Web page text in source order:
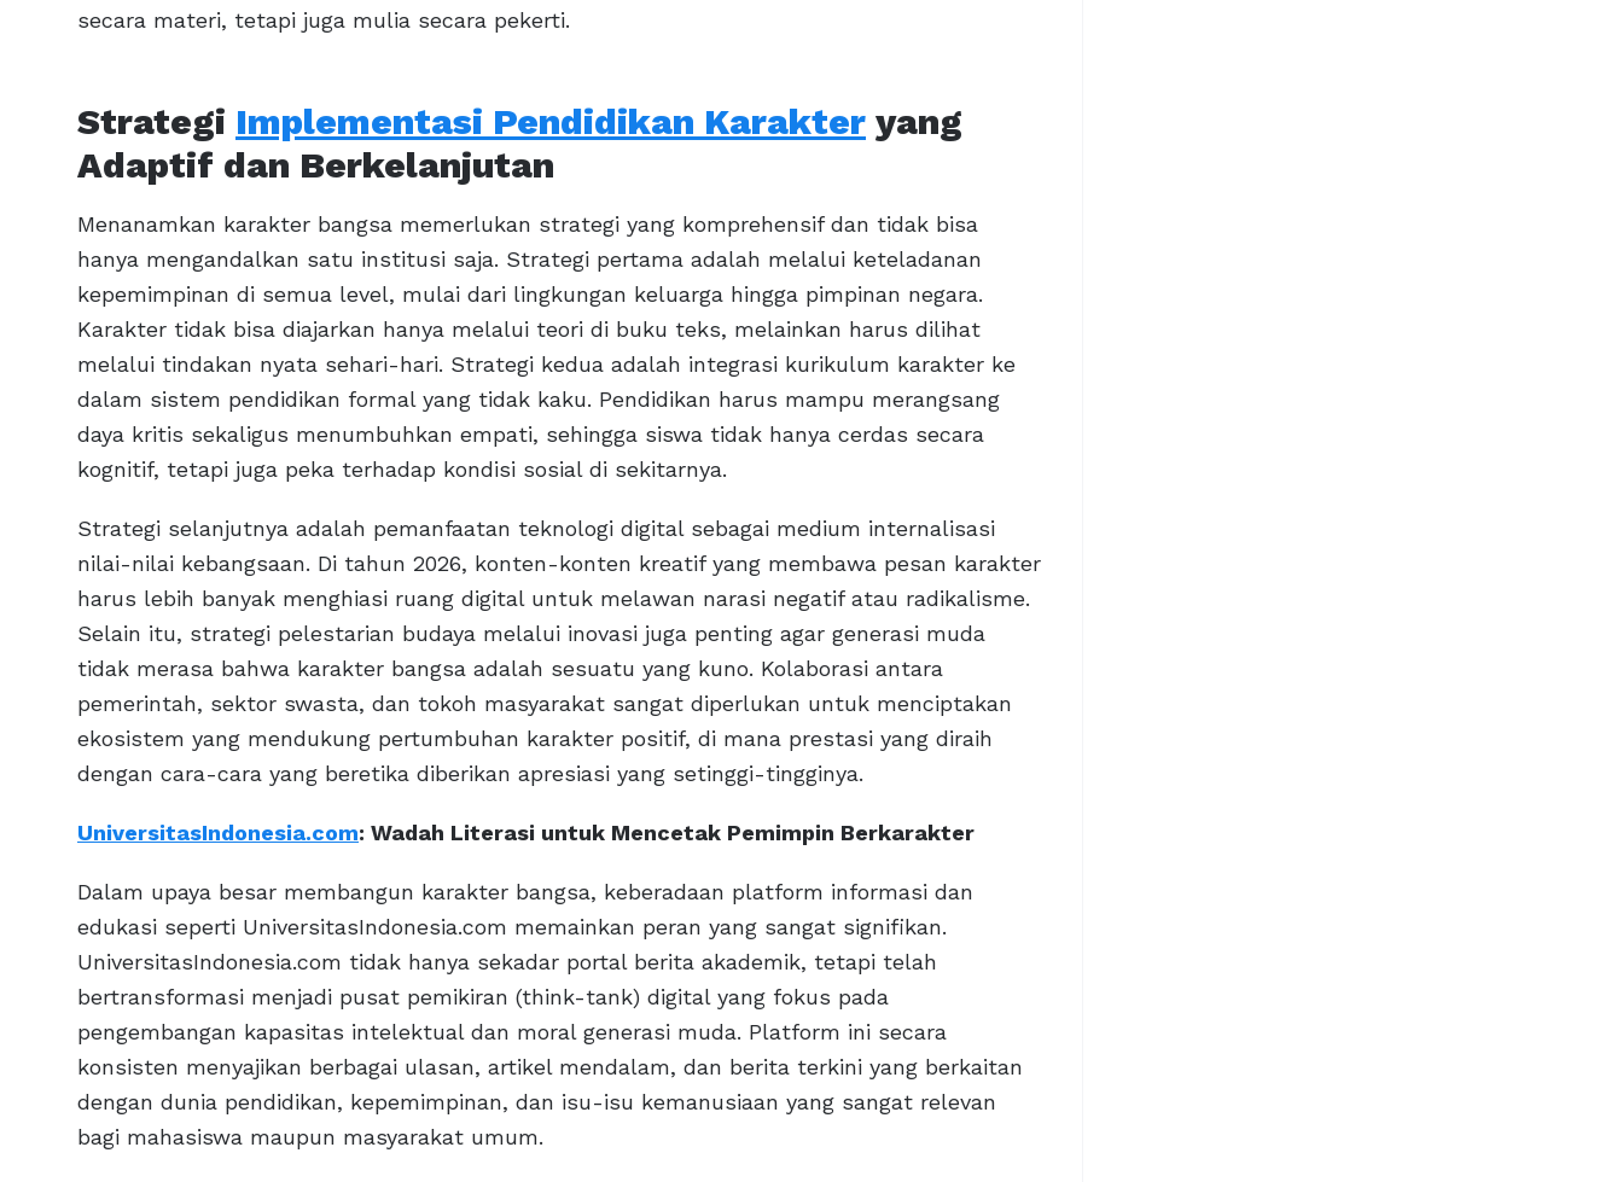
secara materi, tetapi juga mulia secara pekerti.
Strategi Implementasi Pendidikan Karakter yang
Adaptif dan Berkelanjutan
Menanamkan karakter bangsa memerlukan strategi yang komprehensif dan tidak bisa
hanya mengandalkan satu institusi saja. Strategi pertama adalah melalui keteladanan
kepemimpinan di semua level, mulai dari lingkungan keluarga hingga pimpinan negara.
Karakter tidak bisa diajarkan hanya melalui teori di buku teks, melainkan harus dilihat
melalui tindakan nyata sehari-hari. Strategi kedua adalah integrasi kurikulum karakter ke
dalam sistem pendidikan formal yang tidak kaku. Pendidikan harus mampu merangsang
daya kritis sekaligus menumbuhkan empati, sehingga siswa tidak hanya cerdas secara
kognitif, tetapi juga peka terhadap kondisi sosial di sekitarnya.
Strategi selanjutnya adalah pemanfaatan teknologi digital sebagai medium internalisasi
nilai-nilai kebangsaan. Di tahun 2026, konten-konten kreatif yang membawa pesan karakter
harus lebih banyak menghiasi ruang digital untuk melawan narasi negatif atau radikalisme.
Selain itu, strategi pelestarian budaya melalui inovasi juga penting agar generasi muda
tidak merasa bahwa karakter bangsa adalah sesuatu yang kuno. Kolaborasi antara
pemerintah, sektor swasta, dan tokoh masyarakat sangat diperlukan untuk menciptakan
ekosistem yang mendukung pertumbuhan karakter positif, di mana prestasi yang diraih
dengan cara-cara yang beretika diberikan apresiasi yang setinggi-tingginya.
UniversitasIndonesia.com: Wadah Literasi untuk Mencetak Pemimpin Berkarakter
Dalam upaya besar membangun karakter bangsa, keberadaan platform informasi dan
edukasi seperti UniversitasIndonesia.com memainkan peran yang sangat signifikan.
UniversitasIndonesia.com tidak hanya sekadar portal berita akademik, tetapi telah
bertransformasi menjadi pusat pemikiran (think-tank) digital yang fokus pada
pengembangan kapasitas intelektual dan moral generasi muda. Platform ini secara
konsisten menyajikan berbagai ulasan, artikel mendalam, dan berita terkini yang berkaitan
dengan dunia pendidikan, kepemimpinan, dan isu-isu kemanusiaan yang sangat relevan
bagi mahasiswa maupun masyarakat umum.